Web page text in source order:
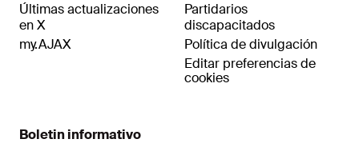
Últimas actualizaciones
en X
my.AJAX
Partidarios
discapacitados
Política de divulgación
Editar preferencias de
cookies
Boletin informativo